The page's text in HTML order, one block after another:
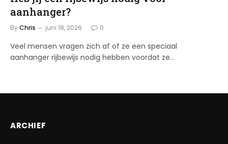
aanhanger?
ByChris juni 18, 2026 0
Veel mensen vragen zich af of ze een speciaal
aanhanger rijbewijs nodig hebben voordat ze…
ARCHIEF